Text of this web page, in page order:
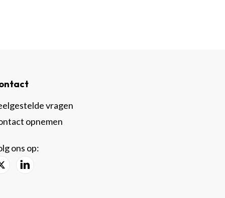
vragen
opnemen
ons op: